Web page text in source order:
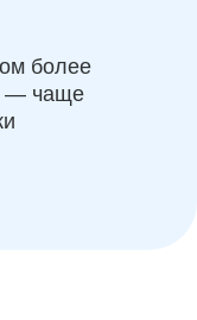
более
— чаще